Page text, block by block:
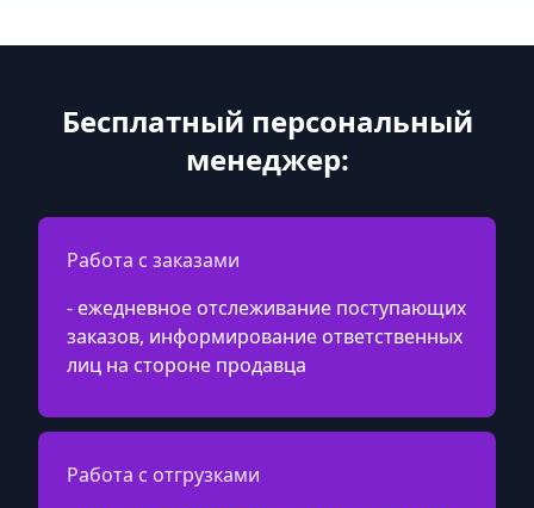
Бесплатный персональный
менеджер:
Работа с заказами
- ежедневное отслеживание поступающих
заказов, информирование ответственных
лиц на стороне продавца
Работа с отгрузками